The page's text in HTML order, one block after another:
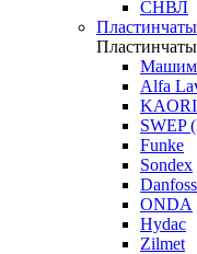
СНВЛ
Alfa
KAORI
SWEP
Funke
Sondex
Danfoss
ONDA
Hydac
Zilmet